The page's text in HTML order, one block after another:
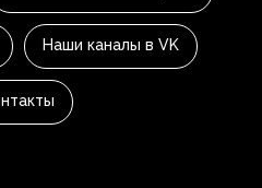
Наши каналы в VK